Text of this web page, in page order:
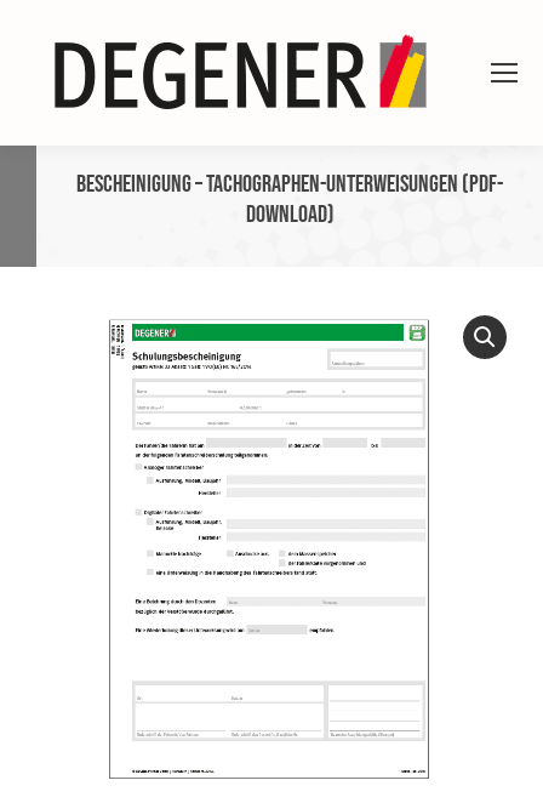
Bescheinigung – Tachographen-Unterweisungen (PDF-
Download)